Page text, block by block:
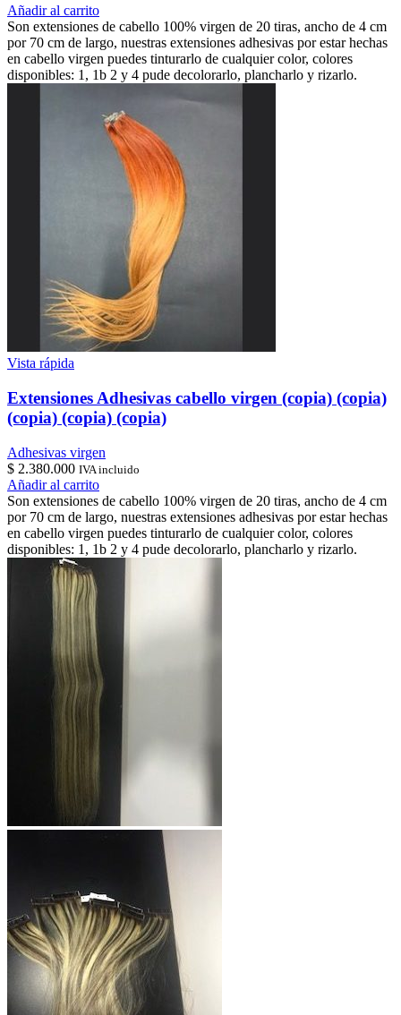
Añadir al carrito
Son extensiones de cabello 100% virgen de 20 tiras, ancho de 4 cm
por 70 cm de largo, nuestras extensiones adhesivas por estar hechas
en cabello virgen puedes tinturarlo de cualquier color, colores
disponibles: 1, 1b 2 y 4 pude decolorarlo, plancharlo y rizarlo.
Vista rápida
Extensiones Adhesivas cabello virgen (copia) (copia)
(copia) (copia) (copia)
Adhesivas virgen
$ 2.380.000 IVA incluido
Añadir al carrito
Son extensiones de cabello 100% virgen de 20 tiras, ancho de 4 cm
por 70 cm de largo, nuestras extensiones adhesivas por estar hechas
en cabello virgen puedes tinturarlo de cualquier color, colores
disponibles: 1, 1b 2 y 4 pude decolorarlo, plancharlo y rizarlo.